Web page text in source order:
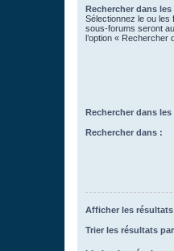
Rechercher dans
Sélectionnez le ou
sous-forums seront
l’option « Rechercher
Rechercher dans
Rechercher dans :
Afficher les
Trier les résultats